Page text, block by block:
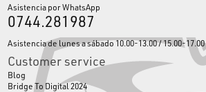
Asistencia por WhatsApp
0744.281987
Asistencia de lunes a sábado 10.00-13.00 / 15.00-17.00
Customer service
Blog
Bridge To Digital 2024